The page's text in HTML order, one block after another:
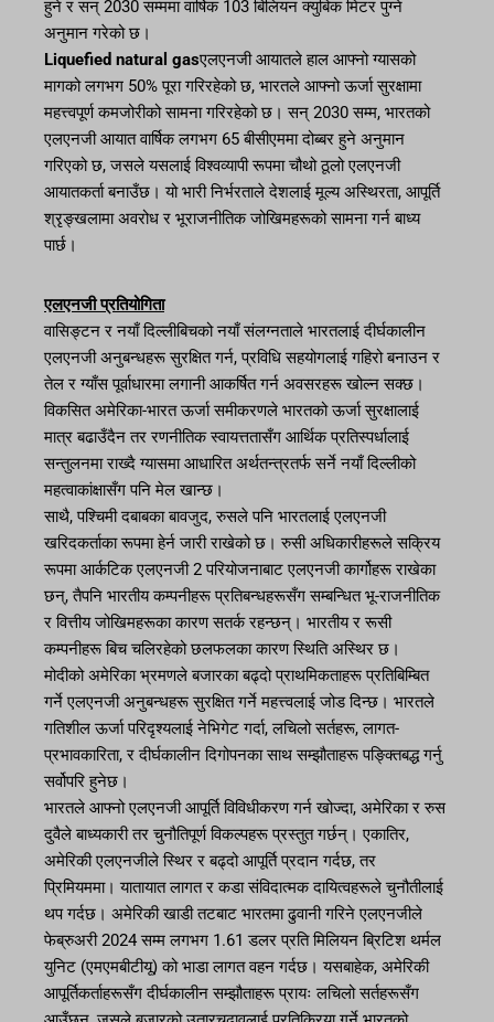
हुने र सन् 2030 सम्ममा वार्षिक 103 बिलियन क्युबिक मिटर पुग्ने
अनुमान गरेको छ।
Liquefied natural gasएलएनजी आयातले हाल आफ्नो ग्यासको
मागको लगभग 50% पूरा गरिरहेको छ, भारतले आफ्नो ऊर्जा सुरक्षामा
महत्त्वपूर्ण कमजोरीको सामना गरिरहेको छ। सन् 2030 सम्म, भारतको
एलएनजी आयात वार्षिक लगभग 65 बीसीएममा दोब्बर हुने अनुमान
गरिएको छ, जसले यसलाई विश्वव्यापी रूपमा चौथो ठूलो एलएनजी
आयातकर्ता बनाउँछ। यो भारी निर्भरताले देशलाई मूल्य अस्थिरता, आपूर्ति
श्रृङ्खलामा अवरोध र भूराजनीतिक जोखिमहरूको सामना गर्न बाध्य
पार्छ।
एलएनजी प्रतियोगिता
वासिङ्टन र नयाँ दिल्लीबिचको नयाँ संलग्नताले भारतलाई दीर्घकालीन
एलएनजी अनुबन्धहरू सुरक्षित गर्न, प्रविधि सहयोगलाई गहिरो बनाउन र
तेल र ग्याँस पूर्वाधारमा लगानी आकर्षित गर्न अवसरहरू खोल्न सक्छ।
विकसित अमेरिका-भारत ऊर्जा समीकरणले भारतको ऊर्जा सुरक्षालाई
मात्र बढाउँदैन तर रणनीतिक स्वायत्ततासँग आर्थिक प्रतिस्पर्धालाई
सन्तुलनमा राख्दै ग्यासमा आधारित अर्थतन्त्रतर्फ सर्ने नयाँ दिल्लीको
महत्वाकांक्षासँग पनि मेल खान्छ।
साथै, पश्चिमी दबाबका बावजुद, रुसले पनि भारतलाई एलएनजी
खरिदकर्ताका रूपमा हेर्न जारी राखेको छ। रुसी अधिकारीहरूले सक्रिय
रूपमा आर्कटिक एलएनजी 2 परियोजनाबाट एलएनजी कार्गोहरू राखेका
छन्, तैपनि भारतीय कम्पनीहरू प्रतिबन्धहरूसँग सम्बन्धित भू-राजनीतिक
र वित्तीय जोखिमहरूका कारण सतर्क रहन्छन्। भारतीय र रूसी
कम्पनीहरू बिच चलिरहेको छलफलका कारण स्थिति अस्थिर छ।
मोदीको अमेरिका भ्रमणले बजारका बढ्दो प्राथमिकताहरू प्रतिबिम्बित
गर्ने एलएनजी अनुबन्धहरू सुरक्षित गर्ने महत्त्वलाई जोड दिन्छ। भारतले
गतिशील ऊर्जा परिदृश्यलाई नेभिगेट गर्दा, लचिलो सर्तहरू, लागत-
प्रभावकारिता, र दीर्घकालीन दिगोपनका साथ सम्झौताहरू पङ्क्तिबद्ध गर्नु
सर्वोपरि हुनेछ।
भारतले आफ्नो एलएनजी आपूर्ति विविधीकरण गर्न खोज्दा, अमेरिका र रुस
दुवैले बाध्यकारी तर चुनौतिपूर्ण विकल्पहरू प्रस्तुत गर्छन्। एकातिर,
अमेरिकी एलएनजीले स्थिर र बढ्दो आपूर्ति प्रदान गर्दछ, तर
प्रिमियममा। यातायात लागत र कडा संविदात्मक दायित्वहरूले चुनौतीलाई
थप गर्दछ। अमेरिकी खाडी तटबाट भारतमा ढुवानी गरिने एलएनजीले
फेब्रुअरी 2024 सम्म लगभग 1.61 डलर प्रति मिलियन ब्रिटिश थर्मल
युनिट (एमएमबीटीयू) को भाडा लागत वहन गर्दछ। यसबाहेक, अमेरिकी
आपूर्तिकर्ताहरूसँग दीर्घकालीन सम्झौताहरू प्रायः लचिलो सर्तहरूसँग